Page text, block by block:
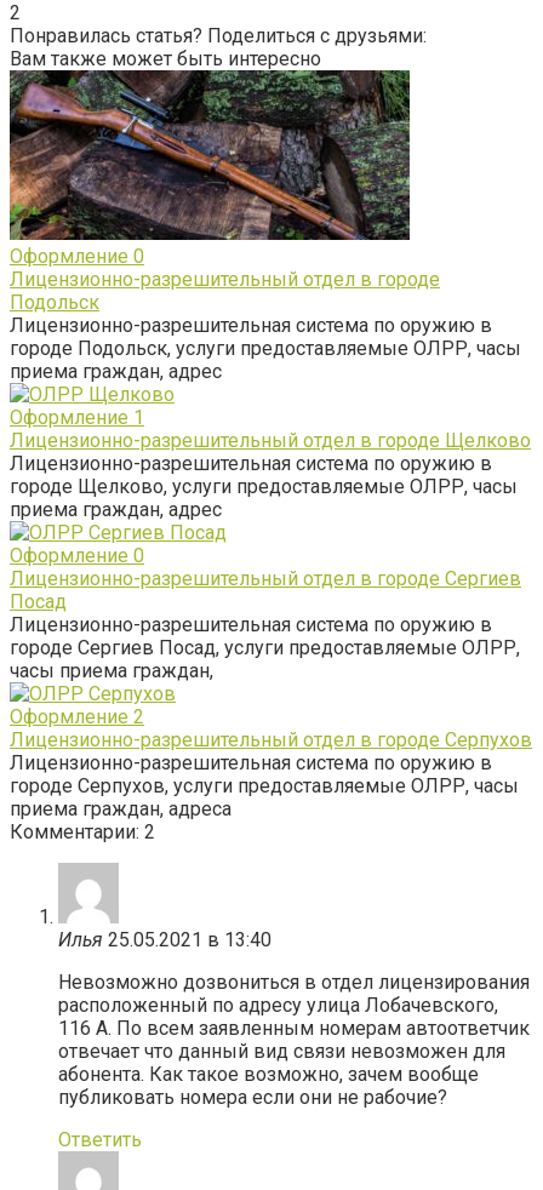
2
Понравилась статья? Поделиться с друзьями:
Вам также может быть интересно
Оформление 0
Лицензионно-разрешительный отдел в городе
Подольск
Лицензионно-разрешительная система по оружию в
городе Подольск, услуги предоставляемые ОЛРР, часы
приема граждан, адрес
Оформление 1
Лицензионно-разрешительный отдел в городе Щелково
Лицензионно-разрешительная система по оружию в
городе Щелково, услуги предоставляемые ОЛРР, часы
приема граждан, адрес
Оформление 0
Лицензионно-разрешительный отдел в городе Сергиев
Посад
Лицензионно-разрешительная система по оружию в
городе Сергиев Посад, услуги предоставляемые ОЛРР,
часы приема граждан,
Оформление 2
Лицензионно-разрешительный отдел в городе Серпухов
Лицензионно-разрешительная система по оружию в
городе Серпухов, услуги предоставляемые ОЛРР, часы
приема граждан, адреса
Комментарии: 2
Илья 25.05.2021 в 13:40
Невозможно дозвониться в отдел лицензирования
расположенный по адресу улица Лобачевского,
116 А. По всем заявленным номерам автоответчик
отвечает что данный вид связи невозможен для
абонента. Как такое возможно, зачем вообще
публиковать номера если они не рабочие?
Ответить